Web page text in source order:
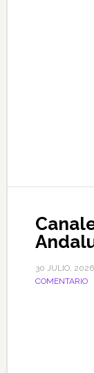
30 JULIO, 2026
COMENTARIO